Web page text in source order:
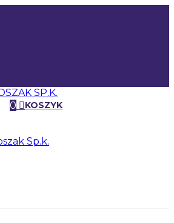
0
KOSZYK